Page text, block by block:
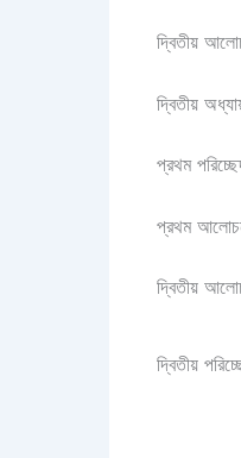
দ্বিতীয়
দ্বিতীয়
প্রথম
প্রথম
দ্বিতীয়
দ্বিতীয়